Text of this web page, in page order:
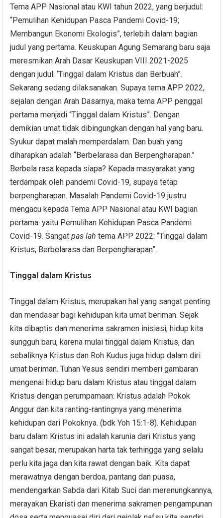
Tema APP Nasional atau KWI tahun 2022, yang berjudul:
“Pemulihan Kehidupan Pasca Pandemi Covid-19;
Membangun Ekonomi Ekologis”, terlebih dalam bagian
judul yang pertama. Keuskupan Agung Semarang baru saja
meresmikan Arah Dasar Keuskupan VIII 2021-2025
dengan judul: ‘Tinggal dalam Kristus dan Berbuah”.
Sekarang sedang dilaksanakan. Supaya tema APP 2022,
sejalan dengan Arah Dasarnya, maka tema APP penggal
pertama menjadi “Tinggal dalam Kristus”. Dengan
demikian umat tidak dibingungkan dengan hal yang baru.
Syukur dapat malah memperdalam. Dan buah yang
diharapkan adalah “Berbelarasa dan Berpengharapan.”
Berbela rasa kepada siapa? Kepada masyarakat yang
terdampak oleh pandemi Covid-19, supaya tetap
berpengharapan. Masalah Pandemi Covid-19 justru
mengacu kepada Tema APP Nasional atau KWI bagian
pertama: yaitu Pemulihan Kehidupan Pasca Pandemi
Covid-19. Sangatpas lah tema APP 2022: “Tinggal dalam
Kristus, Berbelarasa dan Berpengharapan”.
Tinggal dalam Kristus
Tinggal dalam Kristus, merupakan hal yang sangat penting
dan mendasar bagi kehidupan kita umat beriman. Sejak
kita dibaptis dan menerima sakramen inisiasi, hidup kita
sungguh baru, karena mulai tinggal dalam Kristus, dan
sebaliknya Kristus dan Roh Kudus juga hidup dalam diri
umat beriman. Tuhan Yesus sendiri memberi gambaran
mengenai hidup baru dalam Kristus atau tinggal dalam
Kristus dengan perumpamaan: Kristus adalah Pokok
Anggur dan kita ranting-rantingnya yang menerima
kehidupan dari Pokoknya. (bdk Yoh 15:1-8). Kehidupan
baru dalam Kristus ini adalah karunia dari Kristus yang
sangat besar, merupakan harta tak terhingga yang selalu
perlu kita jaga dan kita rawat dengan baik. Kita dapat
merawatnya dengan berdoa, pantang dan puasa,
mendengarkan Sabda dari Kitab Suci dan merenungkannya,
merayakan Ekaristi dan menerima sakramen pengampunan